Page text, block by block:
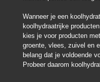
Wanneer je een
koolhydraatrijke
kies je voor producten
groente, vlees, zuivel en
belang dat je voldoende
Probeer daarom